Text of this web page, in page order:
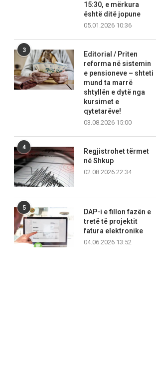
15:30, e mërkura
është ditë jopune
05.01.2026 10:36
3
Editorial / Priten
reforma në sistemin
e pensioneve – shteti
mund ta marrë
shtyllën e dytë nga
kursimet e
qytetarëve!
03.08.2026 15:00
4
Regjistrohet tërmet
në Shkup
02.08.2026 22:34
5
DAP-i e fillon fazën e
tretë të projektit
fatura elektronike
04.06.2026 13:52